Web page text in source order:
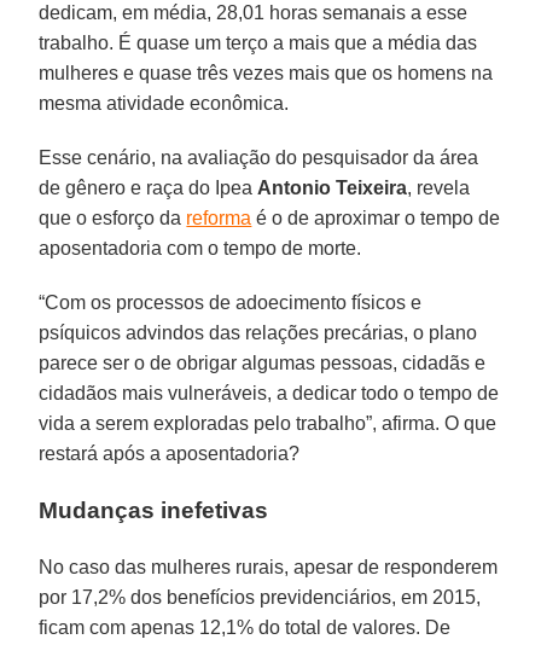
dedicam, em média, 28,01 horas semanais a esse
trabalho. É quase um terço a mais que a média das
mulheres e quase três vezes mais que os homens na
mesma atividade econômica.
Esse cenário, na avaliação do pesquisador da área
de gênero e raça do Ipea Antonio Teixeira, revela
que o esforço da reforma é o de aproximar o tempo de
aposentadoria com o tempo de morte.
“Com os processos de adoecimento físicos e
psíquicos advindos das relações precárias, o plano
parece ser o de obrigar algumas pessoas, cidadãs e
cidadãos mais vulneráveis, a dedicar todo o tempo de
vida a serem exploradas pelo trabalho”, afirma. O que
restará após a aposentadoria?
Mudanças inefetivas
No caso das mulheres rurais, apesar de responderem
por 17,2% dos benefícios previdenciários, em 2015,
ficam com apenas 12,1% do total de valores. De